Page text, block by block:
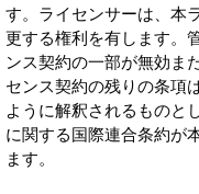
す。ライセンサーは、本
更する権利を有します。
ンス契約の一部が無効ま
センス契約の残りの条項
ように解釈されるものと
に関する国際連合条約が
ます。